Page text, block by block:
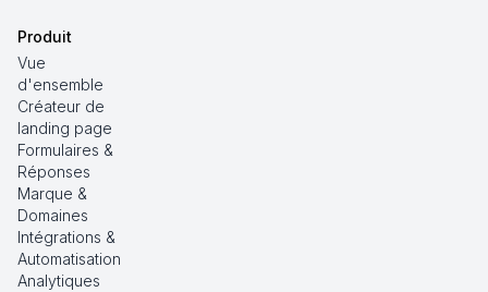
Produit
Vue
d'ensemble
Créateur de
landing page
Formulaires &
Réponses
Marque &
Domaines
Intégrations &
Automatisation
Analytiques